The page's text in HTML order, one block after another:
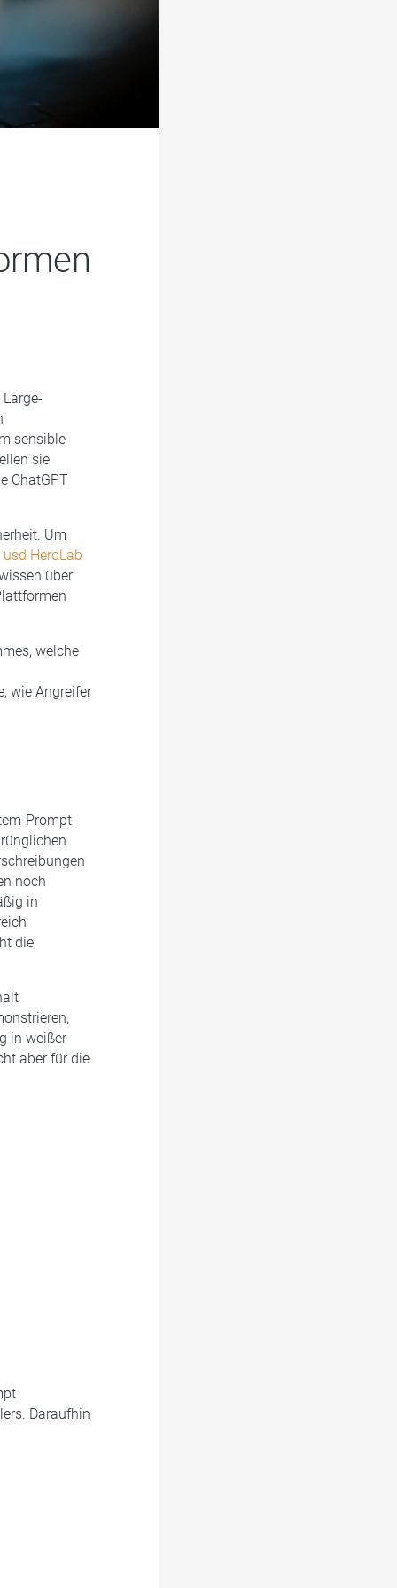
sensible
sie
ChatGPT
Um
usd HeroLab
über
welche
wie Angreifer
Prompt
noch
in
die
in weißer
aber für die
Daraufhin